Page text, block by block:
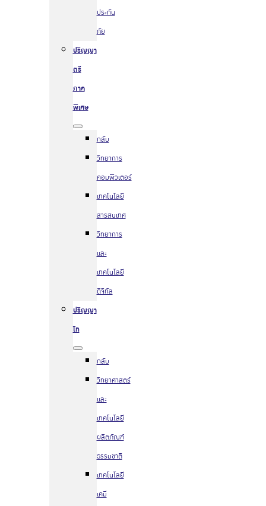
ประกัน
ภัย
ปริญญา
ตรี
ภาค
พิเศษ
กลับ
วิทยาการ
คอมพิวเตอร์
เทคโนโลยี
สารสนเทศ
วิทยาการ
และ
เทคโนโลยี
ดิจิทัล
ปริญญา
โท
กลับ
วิทยาศาสตร์
และ
เทคโนโลยี
ผลิตภัณฑ์
ธรรมชาติ
เทคโนโลยี
เคมี